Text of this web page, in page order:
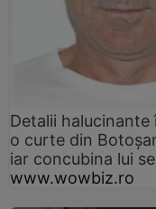
Detalii
o curte din
iar concubina lui
www.wowbiz.ro